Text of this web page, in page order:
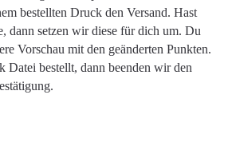
bestellten Druck den Versand. Hast
dann setzen wir diese für dich um. Du
Vorschau mit den geänderten Punkten.
Datei bestellt, dann beenden wir den